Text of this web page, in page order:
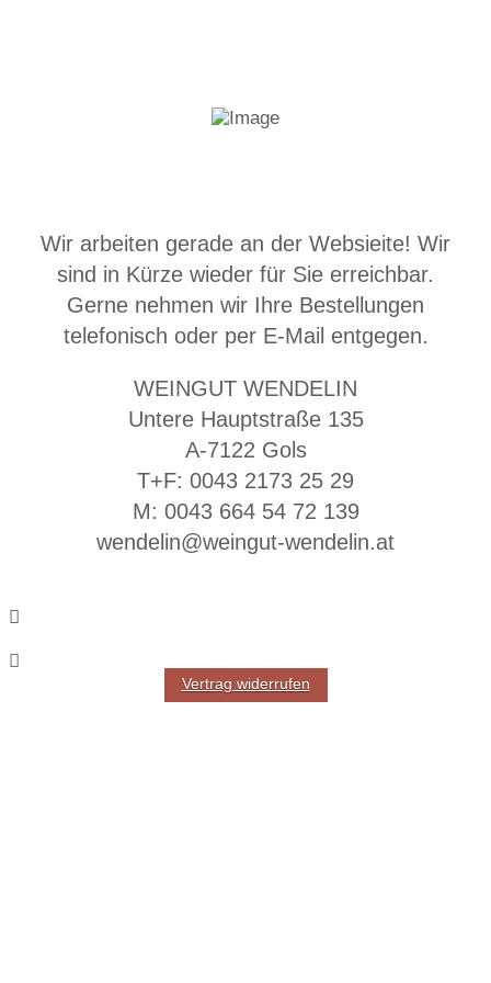
Wir arbeiten gerade an der Websieite! Wir
sind in Kürze wieder für Sie erreichbar.
Gerne nehmen wir Ihre Bestellungen
telefonisch oder per E-Mail entgegen.
WEINGUT WENDELIN
Untere Hauptstraße 135
A-7122 Gols
T+F: 0043 2173 25 29
M: 0043 664 54 72 139
wendelin@weingut-wendelin.at
Vertrag widerrufen